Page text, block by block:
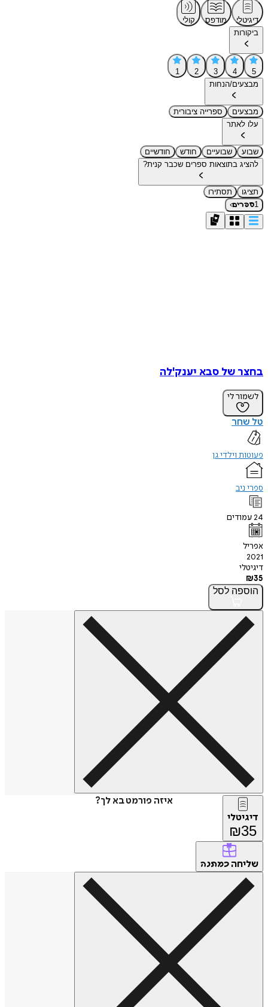
דיגיטלי מודפס
קולי
ביקורות
5
4
3
2
1
מבצעים/הנחות
מבצעים
ספרייה ציבורית
עלו לאתר
שבוע שבועיים חודש
חודשיים
להציג בתוצאות ספרים שכבר קנית?
תציגו
תסתירו
1ספרים›
בחצר של סבא יענק'לה
לשמור לי
טל שחר
פעוטות וילדי גן
ספרי ניב
24עמודים
אפריל
2021
דיגיטלי
₪35
הוספה לסל
איזה פורמט בא לך?
דיגיטלי
₪35
שליחה כמתנה